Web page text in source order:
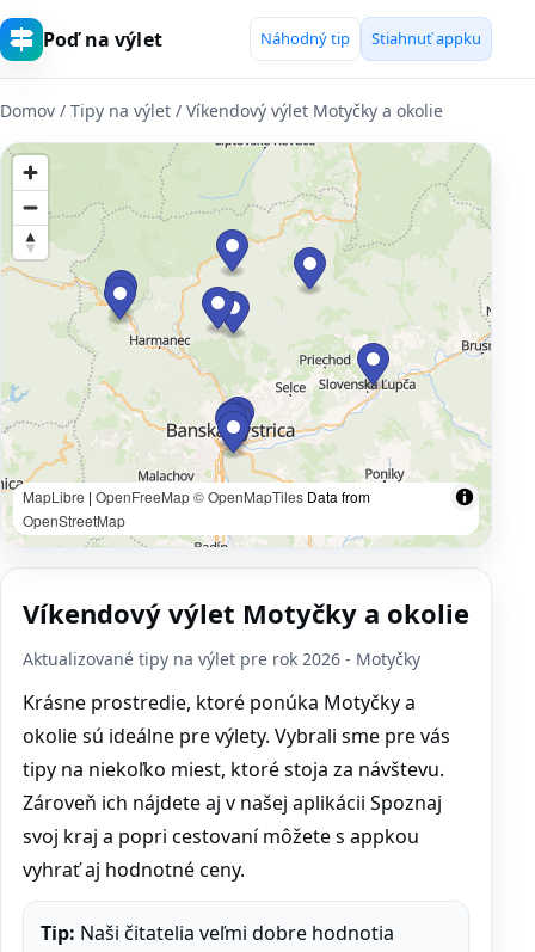
Poď na výlet Náhodný tip Stiahnuť appku
Domov / Tipy na výlet / Víkendový výlet Motyčky a okolie
MapLibre | OpenFreeMap© OpenMapTiles Data from
OpenStreetMap
Víkendový výlet Motyčky a okolie
Aktualizované tipy na výlet pre rok 2026 - Motyčky
Krásne prostredie, ktoré ponúka Motyčky a
okolie sú ideálne pre výlety. Vybrali sme pre vás
tipy na niekoľko miest, ktoré stoja za návštevu.
Zároveň ich nájdete aj v našej aplikácii Spoznaj
svoj kraj a popri cestovaní môžete s appkou
vyhrať aj hodnotné ceny.
Tip: Naši čitatelia veľmi dobre hodnotia